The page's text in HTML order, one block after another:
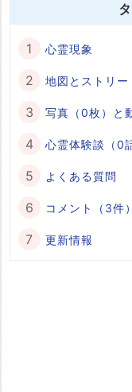
心霊現象
地図とストリー
写真（0枚）と
心霊体験談（0
よくある質問
コメント（3件）
更新情報